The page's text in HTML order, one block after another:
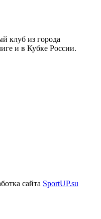
клуб из города
и в Кубке России.
сайта SportUP.su